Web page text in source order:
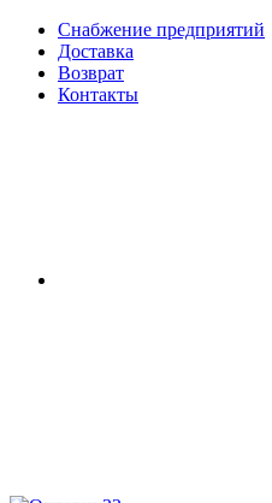
Снабжение предприятий
Доставка
Возврат
Контакты